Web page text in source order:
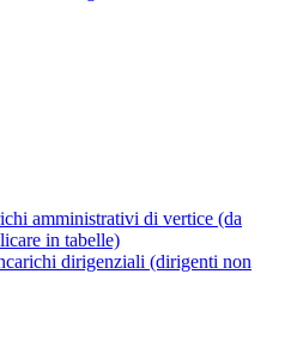
amministrativi di vertice (da
in tabelle)
dirigenziali (dirigenti non